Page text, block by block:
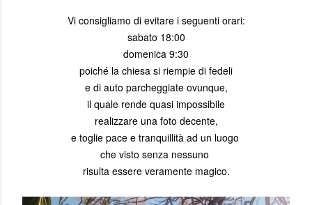
Vi consigliamo di evitare i seguenti orari:
sabato 18:00
domenica 9:30
poiché la chiesa si riempie di fedeli
e di auto parcheggiate ovunque,
il quale rende quasi impossibile
realizzare una foto decente,
e toglie pace e tranquillità ad un luogo
che visto senza nessuno
risulta essere veramente magico.